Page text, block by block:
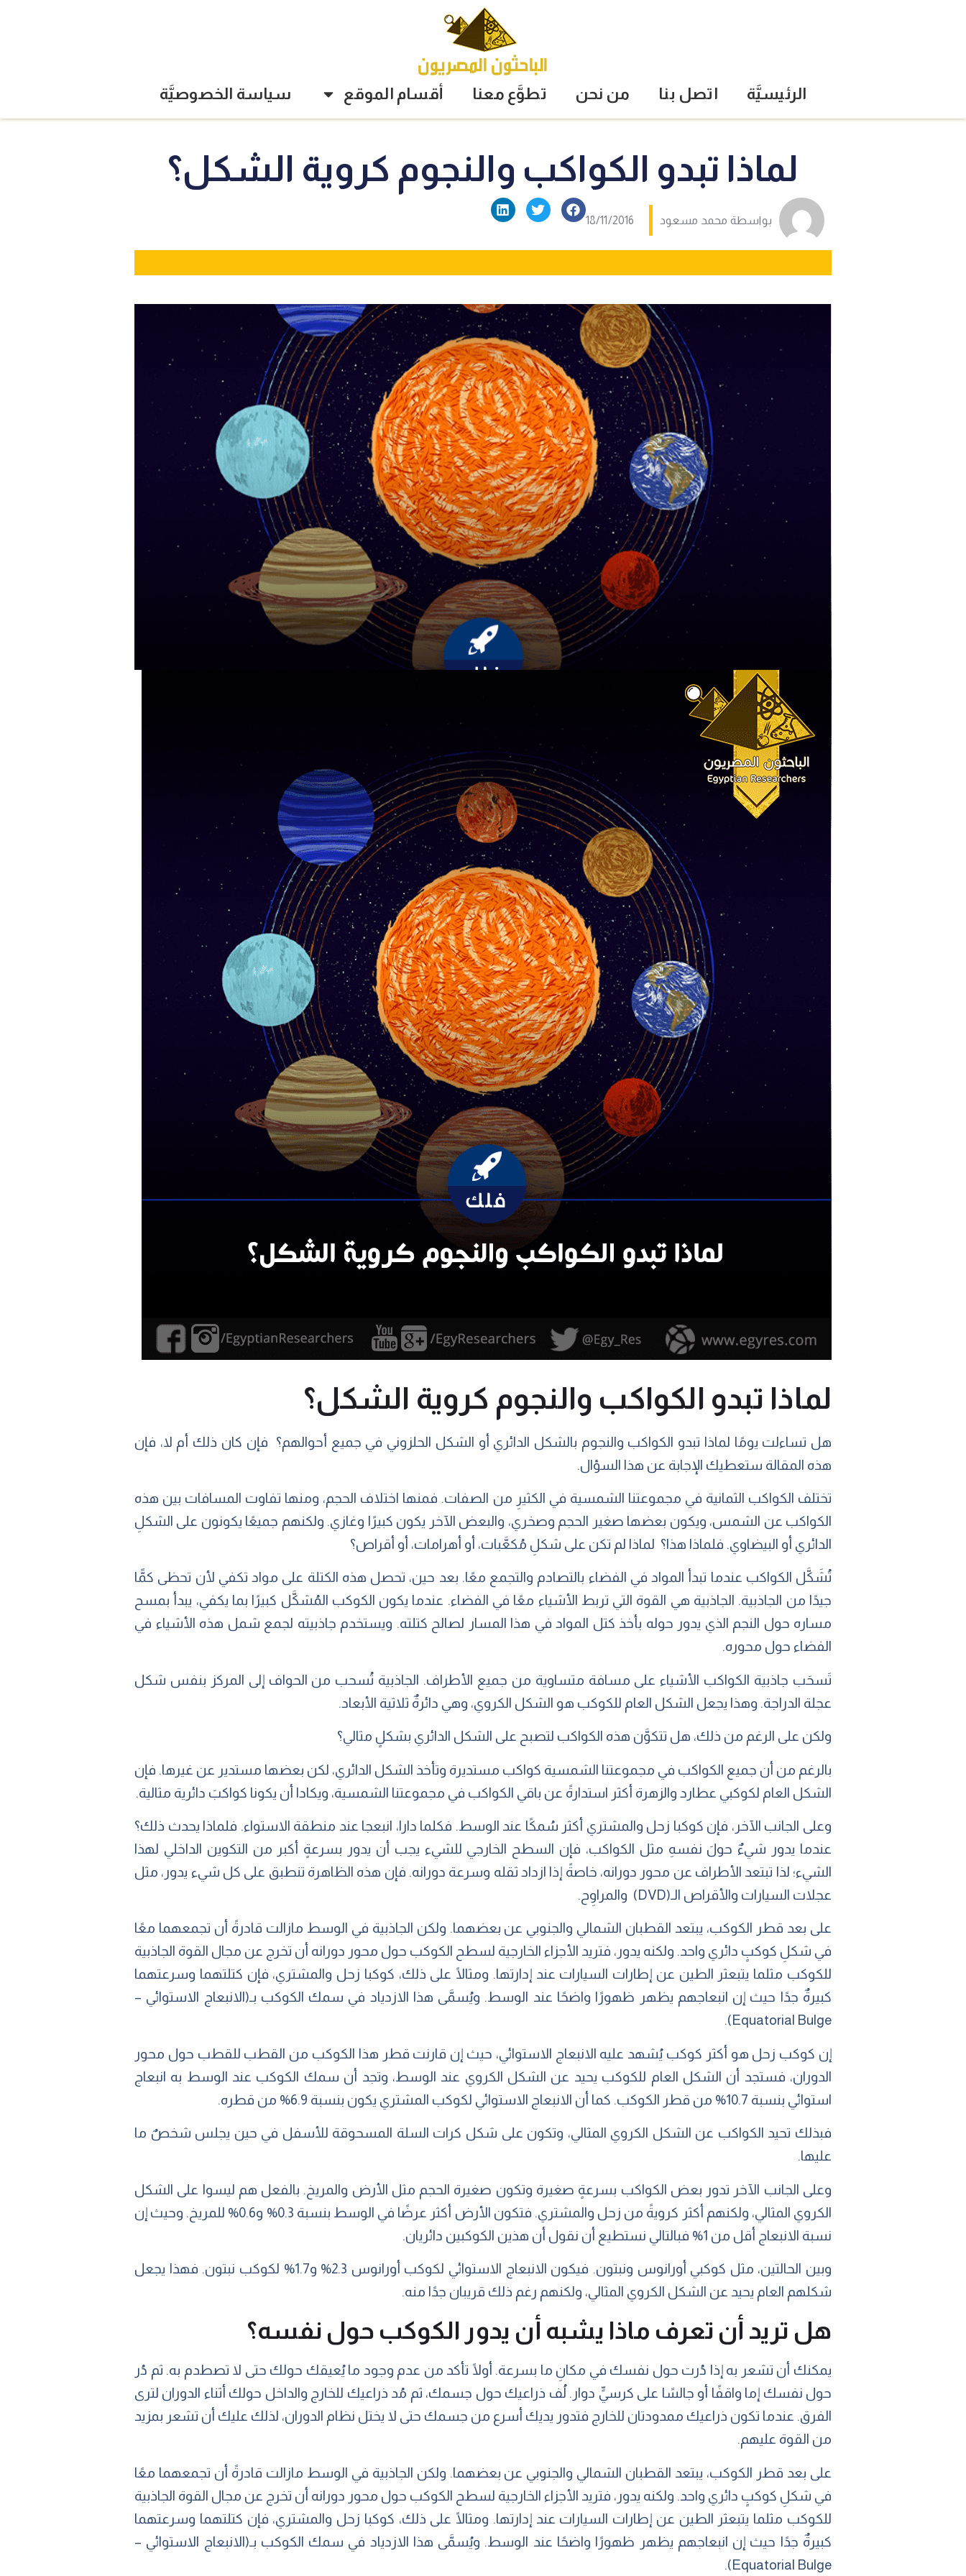
الرئيسيَّة اتصل بنا من نحن تطوَّع معنا أقسام الموقع سياسة الخصوصيَّة
لماذا تبدو الكواكب والنجوم كروية الشكل؟
بواسطة محمد مسعود 18/11/2016
لماذا تبدو الكواكب والنجوم كروية الشكل؟
هل تساءلت يومًا لماذا تبدو الكواكب والنجوم بالشكل الدائري أو الشكل الحلزوني في جميع أحوالهم؟ فإن كان ذلك أم لا، فإن
هذه المقالة ستعطيك الإجابة عن هذا السؤال.
تختلف الكواكب الثمانية في مجموعتنا الشمسية في الكثيرِ من الصفات. فمنها اختلاف الحجم، ومنها تفاوت المسافات بين هذه
الكواكب عن الشمس، ويكون بعضها صغير الحجم وصخري، والبعض الآخر يكون كبيرًا وغازي. ولكنهم جميعًا يكونون على الشكلِ
الدائري أو البيضاوي. فلماذا هذا؟ لماذا لم تكن على شكلِ مُكعَّبات، أو أهرامات، أو أقراص؟
تُشَكَّل الكواكب عندما تبدأ المواد في الفضاء بالتصادم والتجمع معًا. بعد حين، تحصل هذه الكتلة على مواد تكفي لأن تحظى كمًّا
جيدًا من الجاذبية. الجاذبية هي القوة التي تربط الأشياء معًا في الفضاء. عندما يكون الكوكب المُشكَّل كبيرًا بما يكفي، يبدأ بمسح
مساره حول النجم الذي يدور حوله بأخذ كتل المواد في هذا المسار لصالح كتلته. ويستخدم جاذبيته لجمع شمل هذه الأشياء في
الفضاء حول محوره.
تَسحَب جاذبية الكواكب الأشياء على مسافة متساوية من جميع الأطراف. الجاذبية تُسحب من الحواف إلى المركز بنفس شكل
عجلة الدراجة. وهذا يجعل الشكل العام للكوكب هو الشكل الكروي، وهي دائرةٌ ثلاثية الأبعاد.
ولكن على الرغم من ذلك، هل تتكوَّن هذه الكواكب لتصبح على الشكل الدائري بشكلٍ مثالي؟
بالرغم من أن جميع الكواكب في مجموعتنا الشمسية كواكب مستديرة وتأخذ الشكل الدائري، لكن بعضها مستدير عن غيرها. فإن
الشكل العام لكوكبي عطارد والزهرة أكثر استدارةً عن باقي الكواكب في مجموعتنا الشمسية، ويكادا أن يكونا كواكبَ دائرية مثالية.
وعلى الجانب الآخر، فإن كوكبا زحل والمشتري أكثر سُمكًا عند الوسط. فكلما دارا، انبعجا عند منطقة الاستواء. فلماذا يحدث ذلك؟
عندما يدور شيءٌ حولَ نفسهِ مثل الكواكب، فإن السطح الخارجي للشيء يجب أن يدور بسرعةٍ أكبر من التكوين الداخلي لهذا
الشيء؛ لذا تبتعد الأطراف عن محور دورانه، خاصةً إذا ازداد ثقله وسرعة دورانه. فإن هذه الظاهرة تنطبق على كل شيء يدور، مثل
عجلات السيارات والأقراص الـ(DVD) والمراوِح.
على بعد قطر الكوكب، يبتعد القطبان الشمالي والجنوبي عن بعضهما. ولكن الجاذبية في الوسط مازالت قادرةً أن تجمعهما معًا
في شكلِ كوكبٍ دائري واحد. ولكنه يدور، فتريد الأجزاء الخارجية لسطح الكوكب حول محور دورانه أن تخرج عن مجال القوة الجاذبية
للكوكب مثلما يتبعثر الطين عن إطارات السيارات عند إدارتها. ومثالًا على ذلك، كوكبا زحل والمشتري، فإن كتلتهما وسرعتهما
كبيرةٌ جدًا حيث إن انبعاجهم يظهر ظهورًا واضحًا عند الوسط. ويُسمَّى هذا الازدياد في سمك الكوكب بـ(الانبعاج الاستوائي –
Equatorial Bulge).
إن كوكب زحل هو أكثر كوكب يُشهد عليه الانبعاج الاستوائي، حيث إن قارنت قطر هذا الكوكب من القطب للقطب حول محور
الدوران، فستجد أن الشكل العام للكوكب يحيد عن الشكل الكروي عند الوسط، وتجد أن سمك الكوكب عند الوسط به انبعاج
استوائي بنسبة 10.7% من قطر الكوكب. كما أن الانبعاج الاستوائي لكوكب المشتري يكون بنسبة 6.9% من قطره.
فبذلك تحيد الكواكب عن الشكل الكروي المثالي، وتكون على شكل كرات السلة المسحوقة للأسفل في حين يجلس شخصٌ ما
عليها.
وعلى الجانب الآخر تدور بعض الكواكب بسرعةٍ صغيرة وتكون صغيرة الحجم مثل الأرض والمريخ. بالفعل هم ليسوا على الشكل
الكروي المثالي، ولكنهم أكثر كرويةً من زحل والمشتري. فتكون الأرض أكثر عرضًا في الوسط بنسبة 0.3% و0.6% للمريخ. وحيث إن
نسبة الانبعاج أقل من 1% فبالتالي نستطيع أن نقول أن هذين الكوكبين دائريان.
وبين الحالتين، مثل كوكبي أورانوس ونبتون. فيكون الانبعاج الاستوائي لكوكب أورانوس 2.3% و1.7% لكوكب نبتون. فهذا يجعل
شكلهم العام يحيد عن الشكل الكروي المثالي، ولكنهم رغم ذلك قريبان جدًا منه.
هل تريد أن تعرف ماذا يشبه أن يدور الكوكب حول نفسه؟
يمكنك أن تشعر به إذا دُرت حول نفسك في مكانِ ما بسرعة. أولًا تأكد من عدم وجود ما يُعيقك حولك حتى لا تصطدم به. ثم دُر
حول نفسك إما واقفًا أو جالسًا على كرسيٍّ دوار. لُف ذراعيك حول جسمك، ثم مُد ذراعيك للخارج والداخل حولك أثناء الدوران لترى
الفرق. عندما تكون ذراعيك ممدودتان للخارج فتدور يديك أسرع من جسمك حتى لا يختل نظام الدوران، لذلك عليك أن تشعر بمزيد
من القوة عليهم.
على بعد قطر الكوكب، يبتعد القطبان الشمالي والجنوبي عن بعضهما. ولكن الجاذبية في الوسط مازالت قادرةً أن تجمعهما معًا
في شكلِ كوكبٍ دائري واحد. ولكنه يدور، فتريد الأجزاء الخارجية لسطح الكوكب حول محور دورانه أن تخرج عن مجال القوة الجاذبية
للكوكب مثلما يتبعثر الطين عن إطارات السيارات عند إدارتها. ومثالًا على ذلك، كوكبا زحل والمشتري، فإن كتلتهما وسرعتهما
كبيرةٌ جدًا حيث إن انبعاجهم يظهر ظهورًا واضحًا عند الوسط. ويُسمَّى هذا الازدياد في سمك الكوكب بـ(الانبعاج الاستوائي –
Equatorial Bulge).